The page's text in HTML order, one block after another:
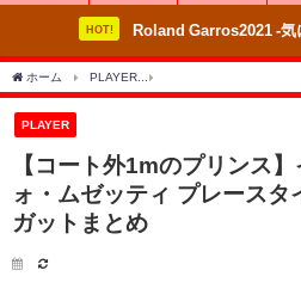
HOT! Roland Garros2021 -
ホーム PLAYER
PLAYER
【コート外1mのプリンス
ォ・ムゼッティ プレースタ
ガットまとめ